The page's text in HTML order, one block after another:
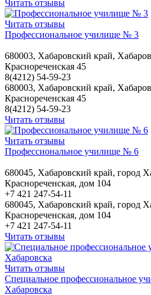
Читать отзывы
Читать отзывы
Профессиональное училище № 3
680003, Хабаровский край,
Краснореченская 45
8(4212) 54-59-23
680003, Хабаровский край,
Краснореченская 45
8(4212) 54-59-23
Читать отзывы
Читать отзывы
Профессиональное училище № 6
680045, Хабаровский край, город
Краснореченская, дом 104
+7 421 247-54-11
680045, Хабаровский край, город
Краснореченская, дом 104
+7 421 247-54-11
Читать отзывы
Читать отзывы
Специальное профессиональное
Хабаровска